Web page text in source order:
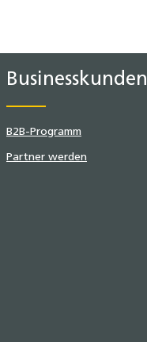
Businesskunden
B2B-Programm
Partner werden